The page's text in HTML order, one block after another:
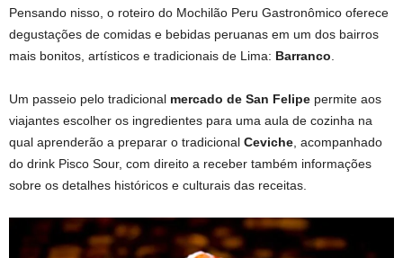
Pensando nisso, o roteiro do Mochilão Peru Gastronômico oferece
degustações de comidas e bebidas peruanas em um dos bairros
mais bonitos, artísticos e tradicionais de Lima: Barranco.
Um passeio pelo tradicional mercado de San Felipe permite aos
viajantes escolher os ingredientes para uma aula de cozinha na
qual aprenderão a preparar o tradicional Ceviche, acompanhado
do drink Pisco Sour, com direito a receber também informações
sobre os detalhes históricos e culturais das receitas.